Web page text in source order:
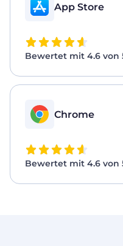
App Store
Bewertet mit 4.6 von
Chrome
Bewertet mit 4.6 von